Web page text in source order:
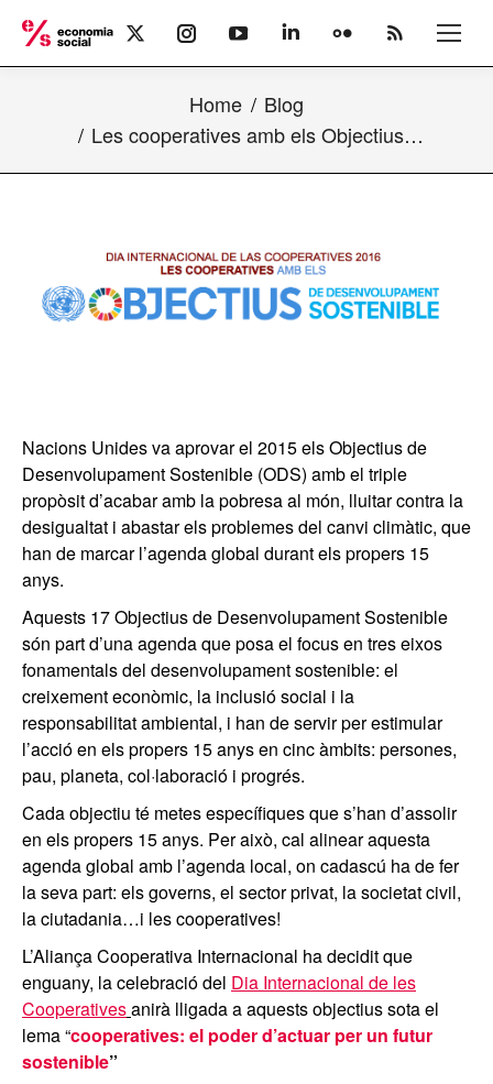
X
page
new
window
Instagram
page
in
new
window
YouTube
page
in
new
window
Linkedin
page
in
new
window
Flickr
page
new
window
Rss
page
new
window
Home
Blog
Les cooperatives amb els Objectius…
Nacions Unides va aprovar el 2015 els Objectius de
Desenvolupament Sostenible (ODS) amb el triple
propòsit d’acabar amb la pobresa al món, lluitar contra la
desigualtat i abastar els problemes del canvi climàtic, que
han de marcar l’agenda global durant els propers 15
anys.
Aquests 17 Objectius de Desenvolupament Sostenible
són part d’una agenda que posa el focus en tres eixos
fonamentals del desenvolupament sostenible: el
creixement econòmic, la inclusió social i la
responsabilitat ambiental, i han de servir per estimular
l’acció en els propers 15 anys en cinc àmbits: persones,
pau, planeta, col·laboració i progrés.
Cada objectiu té metes específiques que s’han d’assolir
en els propers 15 anys. Per això, cal alinear aquesta
agenda global amb l’agenda local, on cadascú ha de fer
la seva part: els governs, el sector privat, la societat civil,
la ciutadania…i les cooperatives!
L’Aliança Cooperativa Internacional ha decidit que
enguany, la celebraciódel Dia Internacional de les
Cooperativesanirà lligada a aquests objectius sota el
lema “cooperatives: el poder d’actuar per un futur
sostenible”